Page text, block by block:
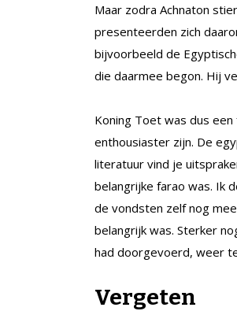
Maar zodra Achnaton
presenteerden zich
bijvoorbeeld de
die daarmee begon. Hij
Koning Toet was dus
enthousiaster zijn. De
literatuur vind je
belangrijke farao was. Ik
de vondsten zelf nog
belangrijk was. Sterker
had doorgevoerd, weer
Vergeten